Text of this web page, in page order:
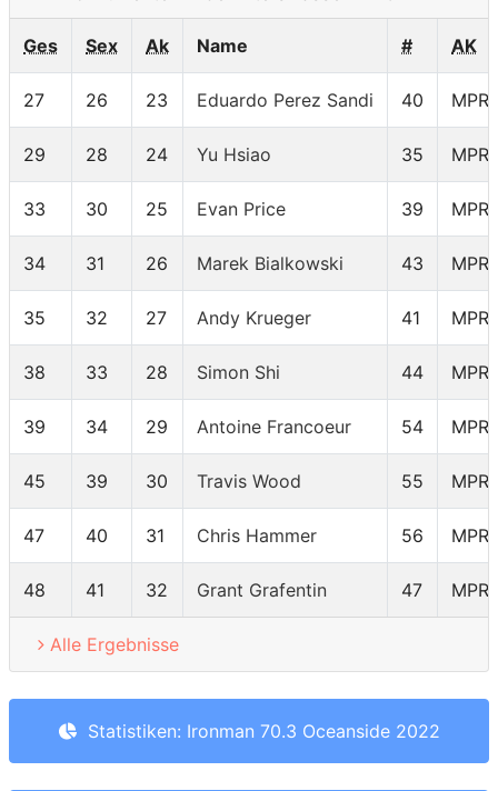
Ges Sex Ak Name # AK
27 26 23 Eduardo Perez Sandi 40
29 28 24 Yu Hsiao 35
33 30 25 Evan Price 39
34 31 26 Marek Bialkowski 43
35 32 27 Andy Krueger 41
38 33 28 Simon Shi 44
39 34 29 Antoine Francoeur 54
45 39 30 Travis Wood 55
47 40 31 Chris Hammer 56
48 41 32 Grant Grafentin 47
Alle Ergebnisse
Statistiken: Ironman 70.3 Oceanside 2022